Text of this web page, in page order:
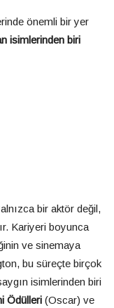
önemli bir yer
isimlerinden biri
bir aktör değil,
Kariyeri boyunca
ve sinemaya
bu süreçte birçok
isimlerinden biri
Ödülleri (Oscar) ve